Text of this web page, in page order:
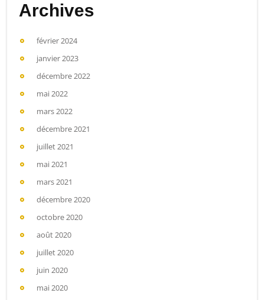
Archives
février 2024
janvier 2023
décembre 2022
mai 2022
mars 2022
décembre 2021
juillet 2021
mai 2021
mars 2021
décembre 2020
octobre 2020
août 2020
juillet 2020
juin 2020
mai 2020